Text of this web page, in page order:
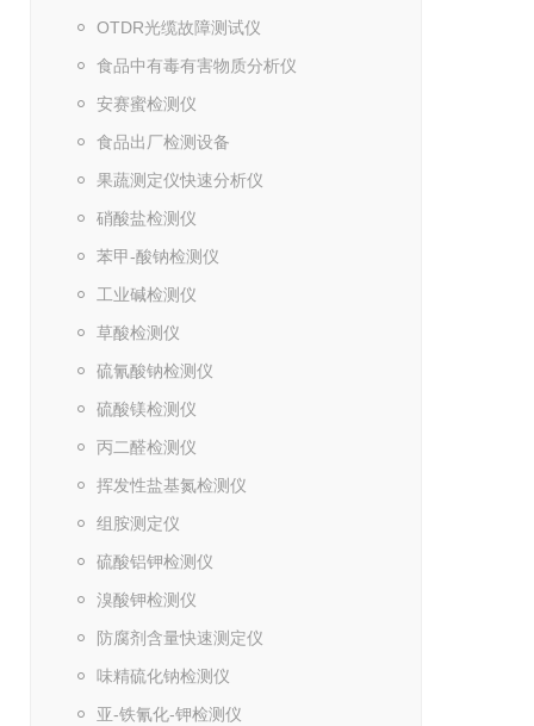
OTDR光缆故障测试仪
食品中有毒有害物质分析仪
安赛蜜检测仪
食品出厂检测设备
果蔬测定仪快速分析仪
硝酸盐检测仪
苯甲-酸钠检测仪
工业碱检测仪
草酸检测仪
硫氰酸钠检测仪
硫酸镁检测仪
丙二醛检测仪
挥发性盐基氮检测仪
组胺测定仪
硫酸铝钾检测仪
溴酸钾检测仪
防腐剂含量快速测定仪
味精硫化钠检测仪
亚-铁氰化-钾检测仪